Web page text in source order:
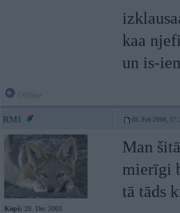
kaa
un is-
RM1 05. Feb 2006,
Kopš: 20. Dec 2003
Man
mierīgi
tā tāds